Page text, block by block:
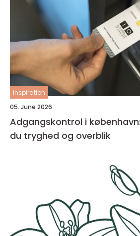
inspiration
05. June 2026
Adgangskontrol i
du tryghed og overblik